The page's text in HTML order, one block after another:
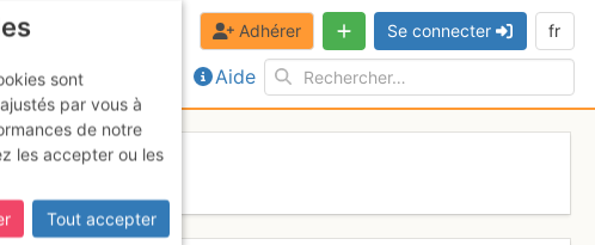
Aide
Adhérer Se connecter fr
sont
par vous à
de notre
les accepter ou les
Tout accepter